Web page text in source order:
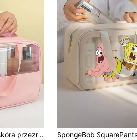
1 szt. Różowa PU skóra przezroczysta kosmetyczka z zamkiem błyskawicznym, przenośny wodoodporny organizer kosmetyczka podróżna duża pojemność wielofunkcyjna przezroczysta kosmetyczka z PVC do łazienki przenośna torba do pływania fitness torba plażowa Tropical Coastal Vibes dla mężczyzn i kobiet